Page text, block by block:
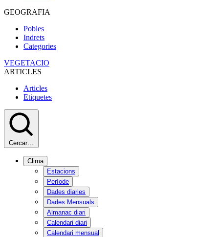
GEOGRAFIA
Pobles
Indrets
Categories
VEGETACIO
ARTICLES
Articles
Etiquetes
Cercar…
Clima
Estacions
Període
Dades diaries
Dades Mensuals
Almanac diari
Calendari diari
Calendari mensual